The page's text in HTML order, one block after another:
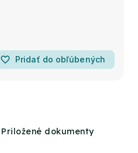
favorite_border Pridať do obľúbených